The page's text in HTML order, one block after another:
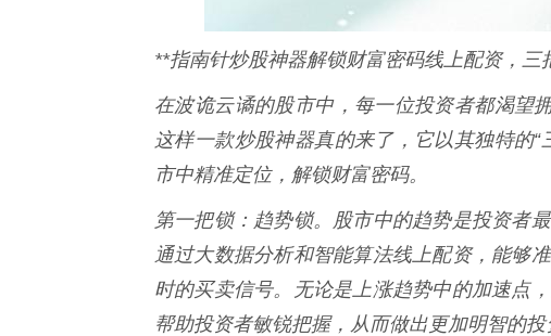
**指南针炒股神器解锁财富密码线上配资，
在波诡云谲的股市中，每一位投资者都渴望
这样一款炒股神器真的来了，它以其独特的
市中精准定位，解锁财富密码。
第一把锁：趋势锁。股市中的趋势是投资者
通过大数据分析和智能算法线上配资，能够
时的买卖信号。无论是上涨趋势中的加速点
帮助投资者敏锐把握，从而做出更加明智的投